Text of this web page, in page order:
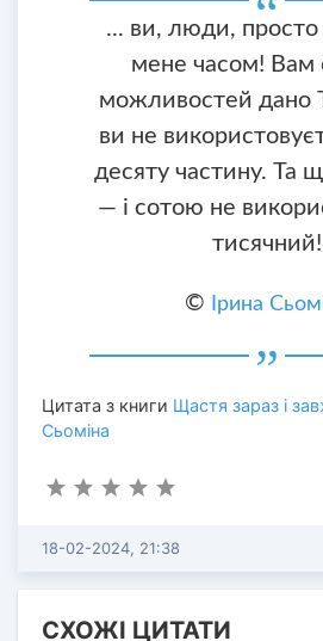
... ви, люди,
мене часом! Вам
можливостей дано
ви не
десяту частину. Та
— і сотою не
тисячний!
© Ірина
Цитата з книги Щастя зараз і
Сьоміна
18-02-2024, 21:38
СХОЖІ ЦИТАТИ